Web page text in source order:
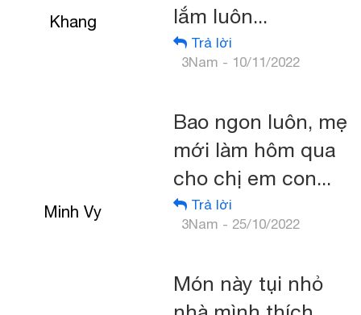
Khang
lắm luôn...
Trả lời
3Nam - 10/11/2022
Minh Vy
Bao ngon luôn, mẹ
mới làm hôm qua
cho chị em con...
Trả lời
3Nam - 25/10/2022
Món này tụi nhỏ